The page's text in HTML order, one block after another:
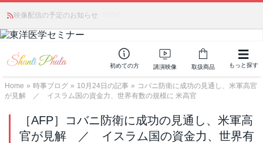
映像配信の予定のお知らせ
かつて愛されていた人気商品が復活！夏場に活躍するジェルクリーム「アク
アサーキュレーション」💖🏖️ 8月末までの購入でポイント還元も✨
初めての方 講演映像 取扱商品 もっと探す
Home » 時事ブログ » 10月24日の記事 » コバニ防衛に成功の見通し、米軍高官
が見解 ／ イスラム国の資金力、世界有数の規模に 米高官
［AFP］コバニ防衛に成功の見通し、米軍高
官が見解 ／ イスラム国の資金力、世界有